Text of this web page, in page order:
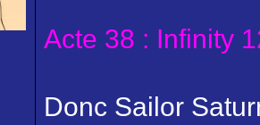
Acte 38 : Infinity
Donc Sailor